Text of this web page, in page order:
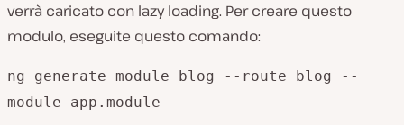
verrà caricato con lazy loading. Per creare questo
modulo, eseguite questo comando:
ng generate module blog --route blog --
module app.module